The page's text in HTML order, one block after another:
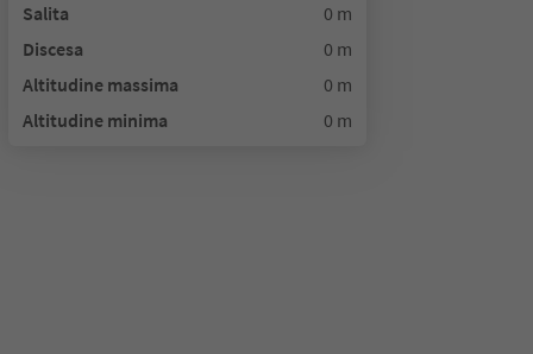
Salita
0 m
Discesa
0 m
Altitudine massima
0 m
Altitudine minima
0 m